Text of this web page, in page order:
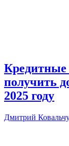
получить
2025 году
Дмитрий